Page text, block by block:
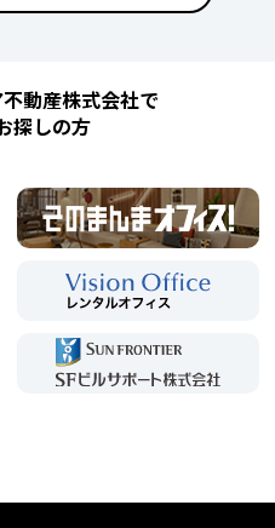
動産株式会社で
探しの方